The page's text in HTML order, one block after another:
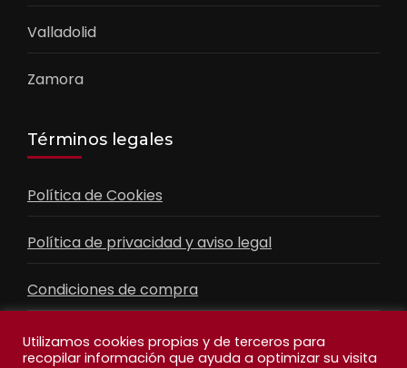
Valladolid
Zamora
Términos legales
Política de Cookies
Política de privacidad y aviso legal
Condiciones de compra
Contacto
Utilizamos cookies propias y de terceros para
recopilar información que ayuda a optimizar su visita